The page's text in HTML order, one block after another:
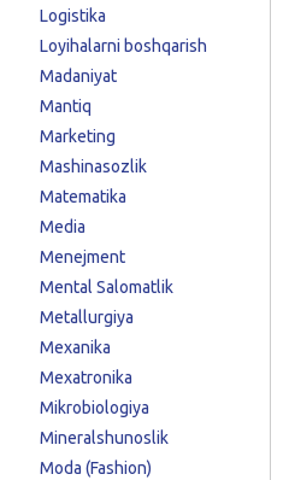
Logistika
Loyihalarni boshqarish
Madaniyat
Mantiq
Marketing
Mashinasozlik
Matematika
Media
Menejment
Mental Salomatlik
Metallurgiya
Mexanika
Mexatronika
Mikrobiologiya
Mineralshunoslik
Moda (Fashion)